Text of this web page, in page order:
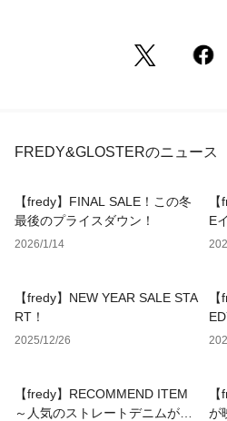
FREDY&GLOSTERのニュース
【fredy】FINAL SALE！この冬
最後のプライスダウン！
2026/1/14
E
【fredy】NEW YEAR SALE STA
RT！
2025/12/26
が
【fredy】RECOMMEND ITEM
～人気のストレートデニムがサ
が